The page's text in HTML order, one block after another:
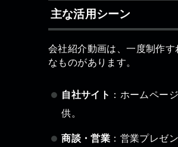
主な活用シーン
会社紹介動画は、一度制作
なものがあります。
自社サイト ：ホームペー
供。
商談・営業 ：営業プレゼ